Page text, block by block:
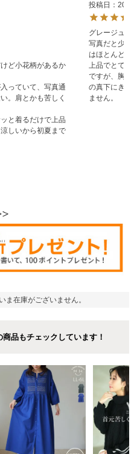
ど小花柄があるか
っていて、写真通
。肩とかも苦しく
と着るだけで上品
しいから初夏まで
投稿日
グレージュ
写真だと少
はほとんど
上品でとて
ですが、胸
の真下にき
ません。
ま在庫がございません。
品もチェックしています！